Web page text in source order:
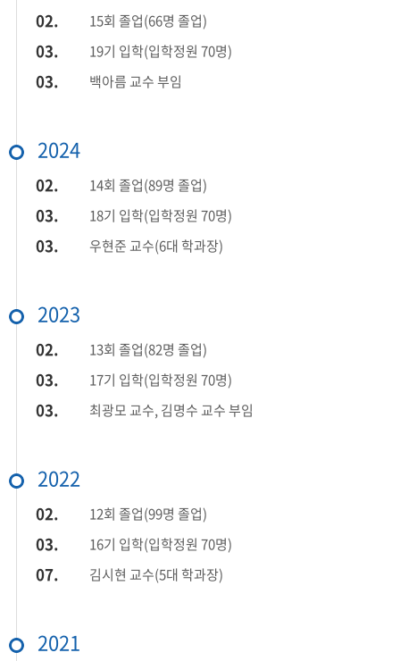
02. 15회 졸업(66명 졸업)
03. 19기 입학(입학정원 70명)
03. 백아름 교수 부임
2024
02. 14회 졸업(89명 졸업)
03. 18기 입학(입학정원 70명)
03. 우현준 교수(6대 학과장)
2023
02. 13회 졸업(82명 졸업)
03. 17기 입학(입학정원 70명)
03. 최광모 교수, 김명수 교수 부임
2022
02. 12회 졸업(99명 졸업)
03. 16기 입학(입학정원 70명)
07. 김시현 교수(5대 학과장)
2021